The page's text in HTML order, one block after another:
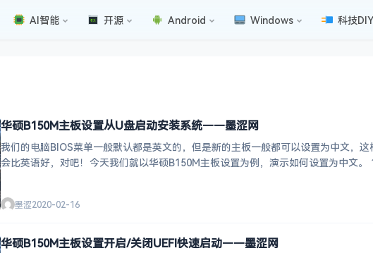
AI智能 开源 Android Windows 科技DIY
华硕B150M主板设置从U盘启动安装系统——墨涩网
我们的电脑BIOS菜单一般默认都是英文的，但是新的主板一般都可以设置为中文，
会比英语好，对吧！今天我们就以华硕B150M主板设置为例，演示如何设置为中文
墨涩2020-02-16
华硕B150M主板设置开启/关闭UEFI快速启动——墨涩网